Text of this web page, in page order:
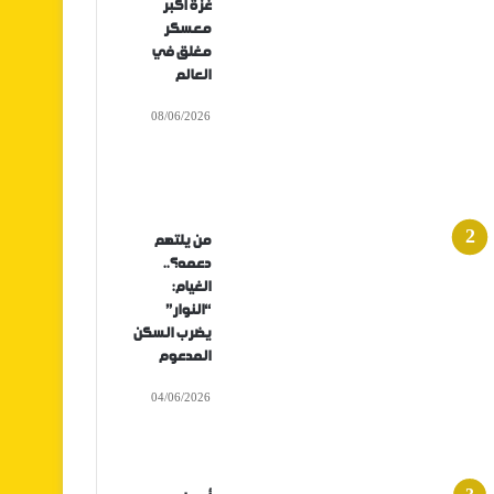
غزة أكبر
معسكر
مغلق في
العالم
08/06/2026
من يلتهم
دعمه؟..
الغيام:
“النوار”
يضرب السكن
المدعوم
04/06/2026